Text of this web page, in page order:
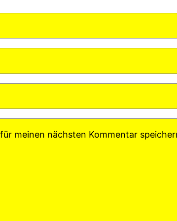
meinen nächsten Kommentar